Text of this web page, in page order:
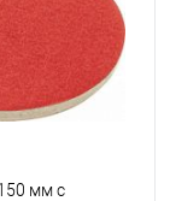
В наличии
мм с